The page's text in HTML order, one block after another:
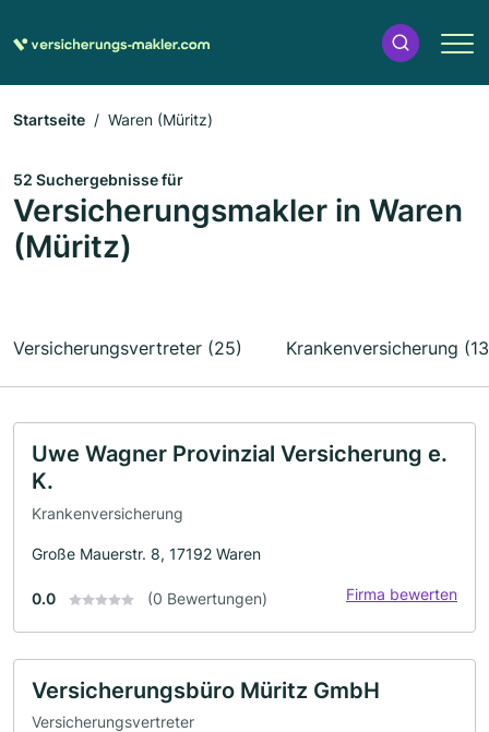
Startseite Waren (Müritz)
52 Suchergebnisse für
Versicherungsmakler in Waren
(Müritz)
Versicherungsvertreter (25) Krankenversicherung
Uwe Wagner Provinzial Versicherung e.
K.
Krankenversicherung
Große Mauerstr. 8, 17192 Waren
0.0 (0 Bewertungen) Firma bewerten
Versicherungsbüro Müritz GmbH
Versicherungsvertreter